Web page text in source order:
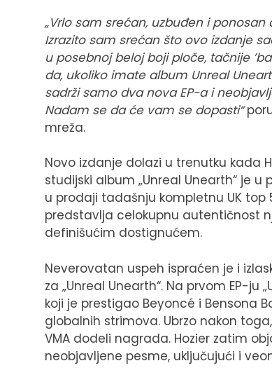
„Vrlo sam srećan, uzbuđen i
Izrazito sam srećan što ovo izdanje
u posebnoj beloj boji ploče, tačnije
da, ukoliko imate album Unreal
sadrži samo dva nova EP-a i
Nadam se da će vam se dopasti“
mreža.
Novo izdanje dolazi u trenutku kada
studijski album „Unreal Unearth“ je
u prodaji tadašnju kompletnu UK top
predstavlja celokupnu autentičnost
definišućim dostignućem.
Neverovatan uspeh ispraćen je i
za „Unreal Unearth“. Na prvom EP-ju
koji je prestigao Beyoncé i Bensona
globalnih strimova. Ubrzo nakon
VMA dodeli nagrada. Hozier zatim
neobjavljene pesme, uključujući i